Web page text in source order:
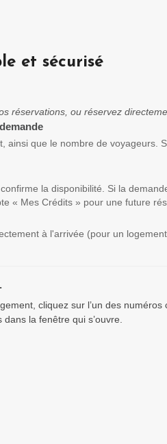
et sécurisé
réservations, ou réservez
ainsi que le nombre de voyageurs.
la disponibilité. Si la
« Mes Crédits » pour une future
à l'arrivée (pour un
cliquez sur l’un des
la fenêtre qui s’ouvre.